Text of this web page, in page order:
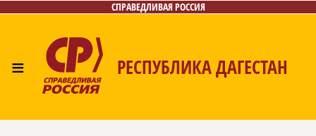
СПРАВЕДЛИВАЯ РОССИЯ
≡ РЕСПУБЛИКА ДАГЕСТАН